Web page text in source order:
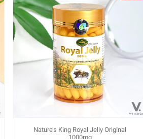
Nature’s King Royal Jelly Original
1000mg